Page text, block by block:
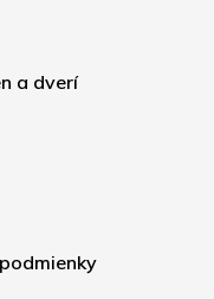
a dverí